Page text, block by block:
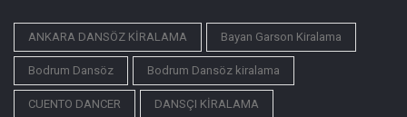
ANKARA DANSÖZ KİRALAMA Bayan Garson Kiralama
Bodrum Dansöz Bodrum Dansöz kiralama
CUENTO DANCER DANSÇI KİRALAMA